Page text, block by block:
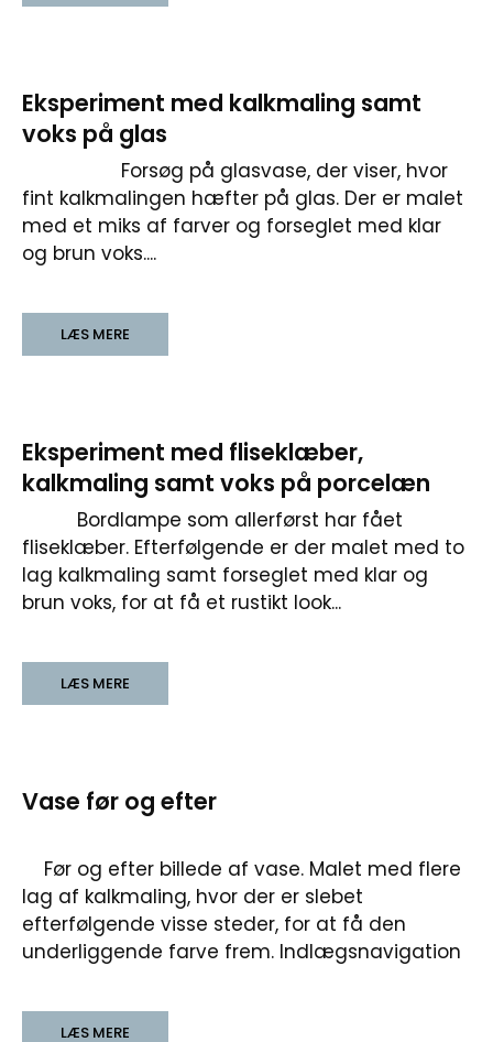
Eksperiment med kalkmaling samt
voks på glas
Forsøg på glasvase, der viser, hvor
fint kalkmalingen hæfter på glas. Der er malet
med et miks af farver og forseglet med klar
og brun voks....
LÆS MERE
Eksperiment med fliseklæber,
kalkmaling samt voks på porcelæn
Bordlampe som allerførst har fået
fliseklæber. Efterfølgende er der malet med to
lag kalkmaling samt forseglet med klar og
brun voks, for at få et rustikt look...
LÆS MERE
Vase før og efter
Før og efter billede af vase. Malet med flere
lag af kalkmaling, hvor der er slebet
efterfølgende visse steder, for at få den
underliggende farve frem. Indlægsnavigation
LÆS MERE